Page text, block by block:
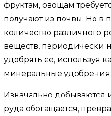
фруктам, овощам
получают из почвы. Но в
количество различного
веществ, периодически
удобрять ее, используя
минеральные удобрения.
Изначально добываются
руда обогащается,